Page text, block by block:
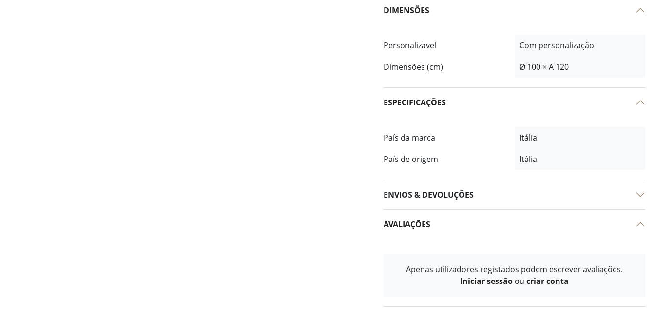
DIMENSÕES
Personalizável
Com personalização
Dimensões (cm)
Ø 100 × A 120
ESPECIFICAÇÕES
País da marca
Itália
País de origem
Itália
ENVIOS & DEVOLUÇÕES
AVALIAÇÕES
Apenas utilizadores registados podem escrever avaliações.
Iniciar sessão ou criar conta